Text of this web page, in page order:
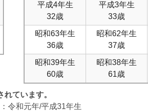
平成4年生
32歳
平成3年生
33歳
昭和63年生
36歳
昭和62年生
37歳
昭和39年生
60歳
昭和38年生
61歳
ています。
令和元年/平成31年生